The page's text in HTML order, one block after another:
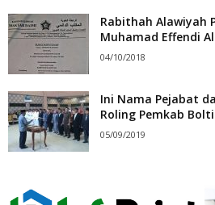
Rabithah Alawiyah
Muhamad Effendi
04/10/2018
Ini Nama Pejabat
Roling Pemkab
05/09/2019